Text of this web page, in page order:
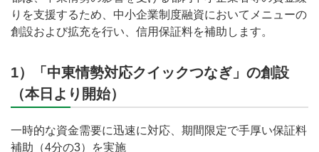
りを支援するため、中小企業制度融資においてメニューの
創設および拡充を行い、信用保証料を補助します。
1）「中東情勢対応クイックつなぎ」の創設
（本日より開始）
一時的な資金需要に迅速に対応、期間限定で手厚い保証料
補助（4分の3）を実施